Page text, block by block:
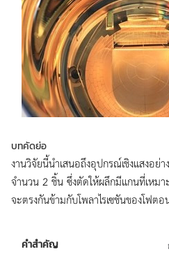
บทคัดย่อ
งานวิจัยนี้นำเสนอถึงอุปกรณ์เชิงแสงอย่
จำนวน 2 ชิ้น ซึ่งตัดให้ผลึกมีแกนที่เหม
จะตรงกันข้ามกับโพลาไรเซชันของโฟต
คำสำคัญ